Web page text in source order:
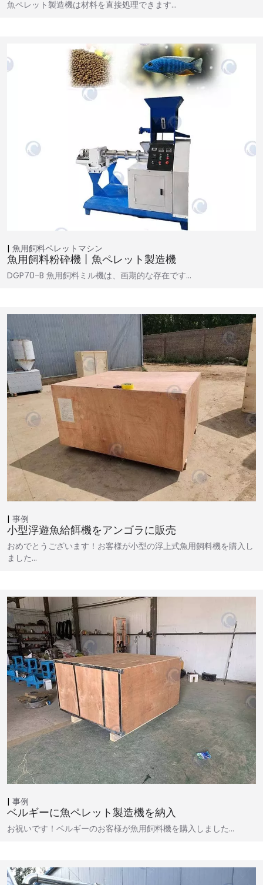
魚ペレット製造機は材料を直接処理できます…
魚用飼料ペレットマシン
魚用飼料粉砕機丨魚ペレット製造機
DGP70-B 魚用飼料ミル機は、画期的な存在です…
事例
小型浮遊魚給餌機をアンゴラに販売
おめでとうございます！お客様が小型の浮上式魚用飼料機を購入し
ました…
事例
ベルギーに魚ペレット製造機を納入
お祝いです！ベルギーのお客様が魚用飼料機を購入しました…